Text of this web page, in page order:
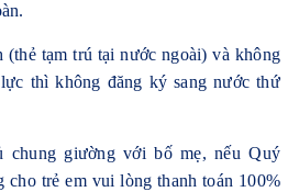
(thẻ tạm trú tại nước ngoài) và không
thì không đăng ký sang nước thứ
chung giường với bố mẹ, nếu Quý
cho trẻ em vui lòng thanh toán 100%